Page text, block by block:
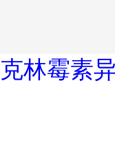
克林霉素